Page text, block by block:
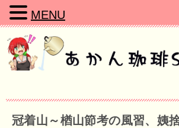
冠着山～楢山節考の風習、姨
MENU